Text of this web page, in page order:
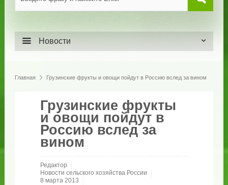
Новости
Главная Грузинские фрукты и овощи пойдут в Россию вслед за вином
Грузинские фрукты
и овощи пойдут в
Россию вслед за
вином
Редактор
Новости сельского хозяйства России
8 марта 2013